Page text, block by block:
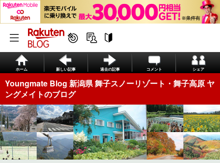
ホーム 新しい記事 過去の記事 コメント シェア
Youngmate Blog 新潟県 舞子スノーリゾート・舞子高原 ヤ
ングメイトのブログ